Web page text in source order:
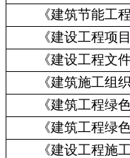
《建筑节能工
《建设工程项
《建设工程文
《建筑施工组
《建筑工程绿
《建筑工程绿
《建设工程施